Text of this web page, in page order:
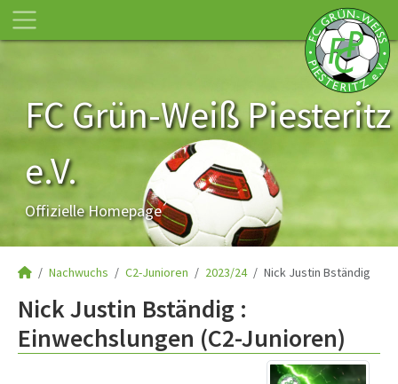
FC Grün-Weiß Piesteritz
e.V.
Offizielle Homepage
Nachwuchs C2-Junioren 2023/24 Nick Justin Bständig
Nick Justin Bständig :
Einwechslungen (C2-Junioren)